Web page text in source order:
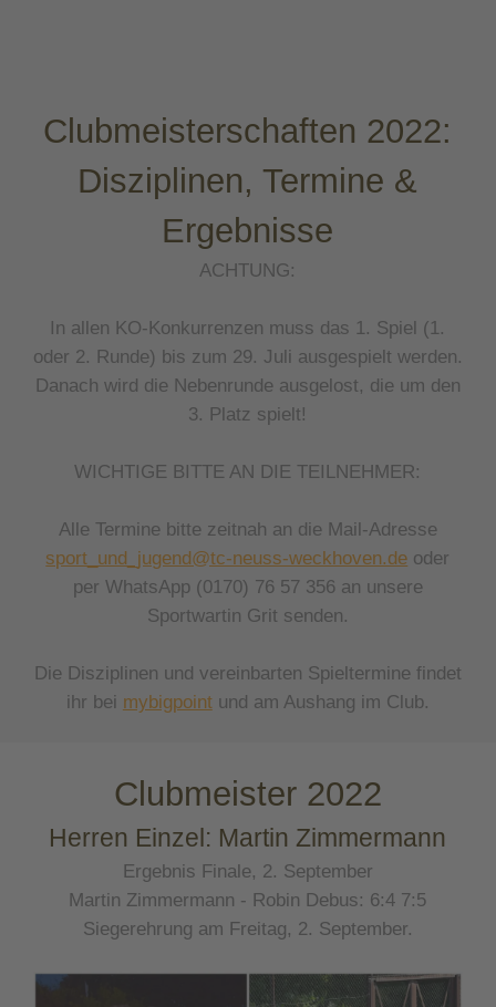
Clubmeisterschaften 2022:
Disziplinen, Termine &
Ergebnisse
ACHTUNG:
In allen KO-Konkurrenzen muss das 1. Spiel (1.
oder 2. Runde) bis zum 29. Juli ausgespielt werden.
Danach wird die Nebenrunde ausgelost, die um den
3. Platz spielt!
WICHTIGE BITTE AN DIE TEILNEHMER:
Alle Termine bitte zeitnah an die Mail-Adresse
sport_und_jugend@tc-neuss-weckhoven.de oder
per WhatsApp (0170) 76 57 356 an unsere
Sportwartin Grit senden.
Die Disziplinen und vereinbarten Spieltermine findet
ihr bei mybigpointund am Aushang im Club.
Clubmeister 2022
Herren Einzel: Martin Zimmermann
Ergebnis Finale, 2. September
Martin Zimmermann - Robin Debus: 6:4 7:5
Siegerehrung am Freitag, 2. September.